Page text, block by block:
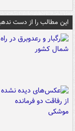
این مطالب را از دست